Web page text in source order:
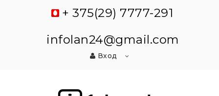
+ 375(29) 7777-291
infolan24@gmail.com
Вход